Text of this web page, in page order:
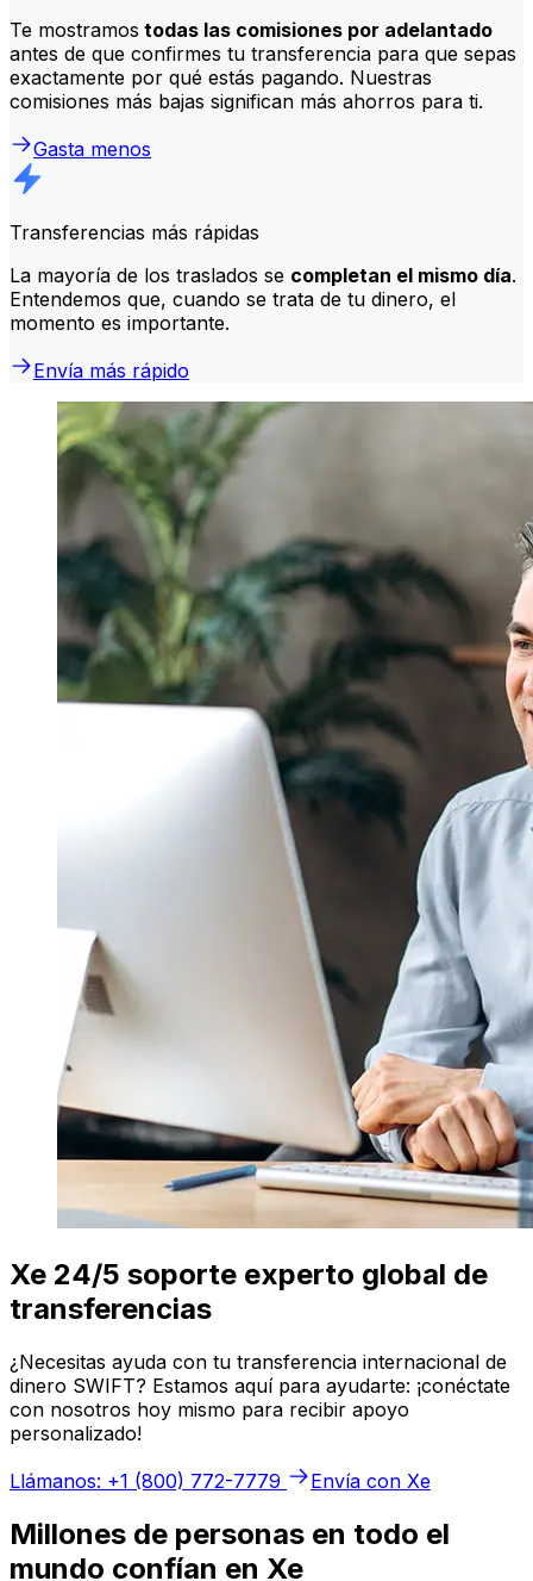
Te mostramos todas las comisiones por adelantado
antes de que confirmes tu transferencia para que sepas
exactamente por qué estás pagando. Nuestras
comisiones más bajas significan más ahorros para ti.
Gasta menos
Transferencias más rápidas
La mayoría de los traslados se completan el mismo día.
Entendemos que, cuando se trata de tu dinero, el
momento es importante.
Envía más rápido
Xe 24/5 soporte experto global de
transferencias
¿Necesitas ayuda con tu transferencia internacional de
dinero SWIFT? Estamos aquí para ayudarte: ¡conéctate
con nosotros hoy mismo para recibir apoyo
personalizado!
Llámanos: +1 (800) 772-7779
Envía con Xe
Millones de personas en todo el
mundo confían en Xe